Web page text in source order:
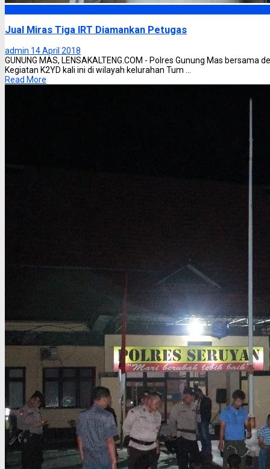
Jual Miras Tiga IRT Diamankan Petugas
admin 14 April 2018
GUNUNG MAS, LENSAKALTENG.COM - Polres Gunung Mas bersama
Kegiatan K2YD kali ini di wilayah kelurahan Tum ...
Read More